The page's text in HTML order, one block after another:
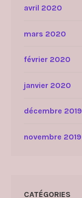
avril 2020
mars 2020
février 2020
janvier 2020
décembre 2019
novembre 2019
CATÉGORIES